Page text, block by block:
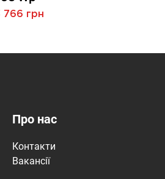
766 грн
Про нас
Контакти
Вакансії